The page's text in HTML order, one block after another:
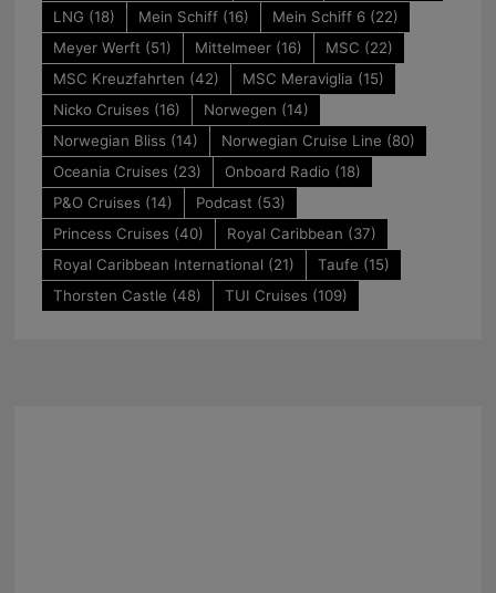
LNG (18) Mein Schiff(16) Mein Schiff 6(22)
Meyer Werft (51) Mittelmeer(16) MSC (22)
MSC Kreuzfahrten (42) MSC Meraviglia (15)
Nicko Cruises (16) Norwegen (14)
Norwegian Bliss (14) Norwegian Cruise Line (80)
Oceania Cruises (23) Onboard Radio(18)
P&O Cruises (14) Podcast (53)
Princess Cruises (40) Royal Caribbean (37)
Royal Caribbean International (21) Taufe (15)
Thorsten Castle (48) TUI Cruises (109)